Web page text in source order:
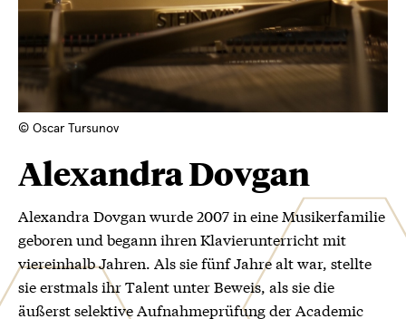
© Oscar Tursunov
Alexandra Dovgan
Alexandra Dovgan wurde 2007 in eine Musikerfamilie
geboren und begann ihren Klavierunterricht mit
viereinhalb Jahren. Als sie fünf Jahre alt war, stellte
sie erstmals ihr Talent unter Beweis, als sie die
äußerst selektive Aufnahmeprüfung der Academic